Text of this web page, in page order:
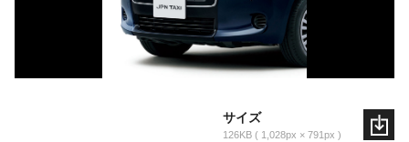
サイズ
126KB 1,028px × 791px